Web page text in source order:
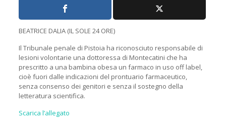
BEATRICE DALIA (IL SOLE 24 ORE)
Il Tribunale penale di Pistoia ha riconosciuto responsabile di
lesioni volontarie una dottoressa di Montecatini che ha
prescritto a una bambina obesa un farmaco in uso off label,
cioè fuori dalle indicazioni del prontuario farmaceutico,
senza consenso dei genitori e senza il sostegno della
letteratura scientifica.
Scarica l’allegato